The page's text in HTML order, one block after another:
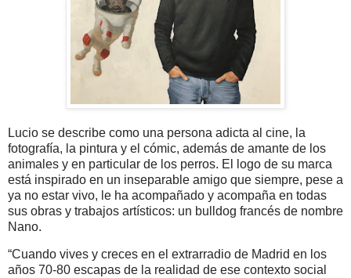
Lucio se describe como una persona adicta al cine, la
fotografía, la pintura y el cómic, además de amante de los
animales y en particular de los perros. El logo de su marca
está inspirado en un inseparable amigo que siempre, pese a
ya no estar vivo, le ha acompañado y acompaña en todas
sus obras y trabajos artísticos: un bulldog francés de nombre
Nano.
“Cuando vives y creces en el extrarradio de Madrid en los
años 70-80 escapas de la realidad de ese contexto social